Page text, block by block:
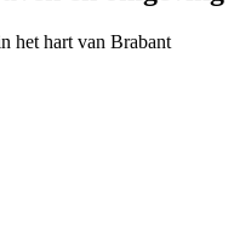
het hart van Brabant